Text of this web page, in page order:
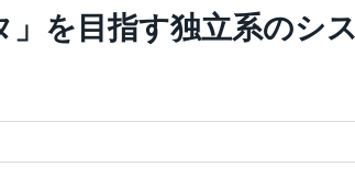
」を目指す独立系のシ